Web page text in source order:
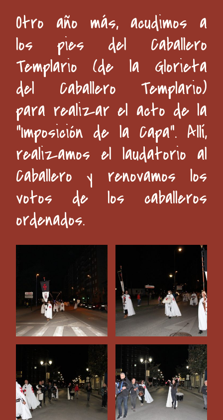
Otro año más, acudimos a
los pies del Caballero
Templario (de la Glorieta
del Caballero Templario)
para realizar el acto de la
"Imposición de la Capa". Allí,
realizamos el laudatorio al
Caballero y renovamos los
votos de los caballeros
ordenados.